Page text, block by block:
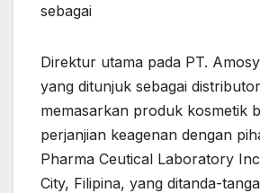
sebagai
Direktur utama pada PT.
yang ditunjuk sebagai
memasarkan produk kosmetik
perjanjian keagenan dengan
Pharma Ceutical Laboratory
City, Filipina, yang ditanda-